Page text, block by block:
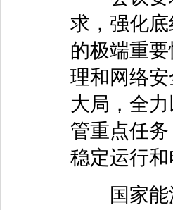
求，强化
的极端重
理和网络
大局，全
管重点任
稳定运行
国家能源